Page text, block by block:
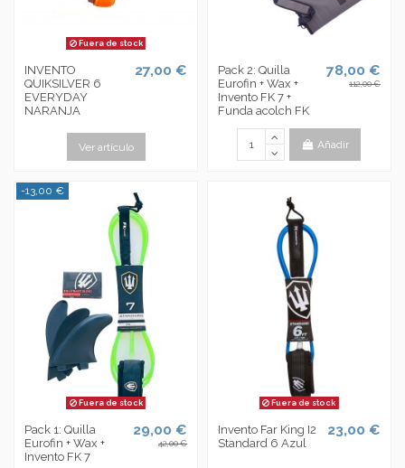
Fuera de stock
INVENTO
QUIKSILVER 6
EVERYDAY
NARANJA
27,00 €
Ver artículo
Pack 2: Quilla
Eurofin + Wax +
Invento FK 7 +
Funda acolch FK
78,00 €
112,00 €
Añadir
-13,00 €
Fuera de stock
Pack 1: Quilla
Eurofin + Wax +
Invento FK 7
29,00 €
42,00 €
Fuera de stock
Invento Far King I2
Standard 6 Azul
23,00 €